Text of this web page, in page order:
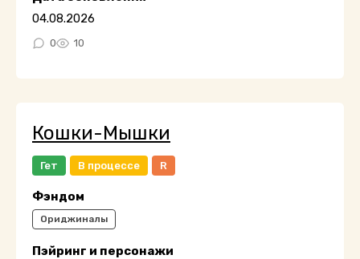
04.08.2026
0 10
Кошки-Мышки
Гет В процессе R
Фэндом
Ориджиналы
Пэйринг и персонажи